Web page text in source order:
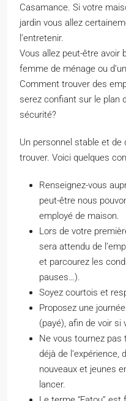
Casamance. Si votre
jardin vous allez
l’entretenir.
Vous allez peut-être avoir
femme de ménage ou
Comment trouver des
serez confiant sur le plan
sécurité?
Un personnel stable et de
trouver. Voici quelques
Renseignez-vous
peut-être nous
employé de maison.
Lors de votre
sera attendu de
et parcourez les
pauses…).
Soyez courtois et
Proposez une
(payé), afin de voir
Ne vous tournez pas
déjà de l’expérience,
nouveaux et jeunes
lancer.